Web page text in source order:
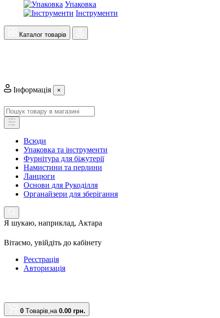
Упаковка
Інструменти
Каталог товарів
Інформація ×
Всюди
Упаковка та інструменти
Фурнітура для біжутерії
Намистини та перлини
Ланцюги
Основи для Рукоділля
Органайзери для зберігання
Я шукаю, наприклад, Актара
Вітаємо, увійдіть до кабінету
Реєстрація
Авторизація
0 Tоварів,на 0.00 грн.